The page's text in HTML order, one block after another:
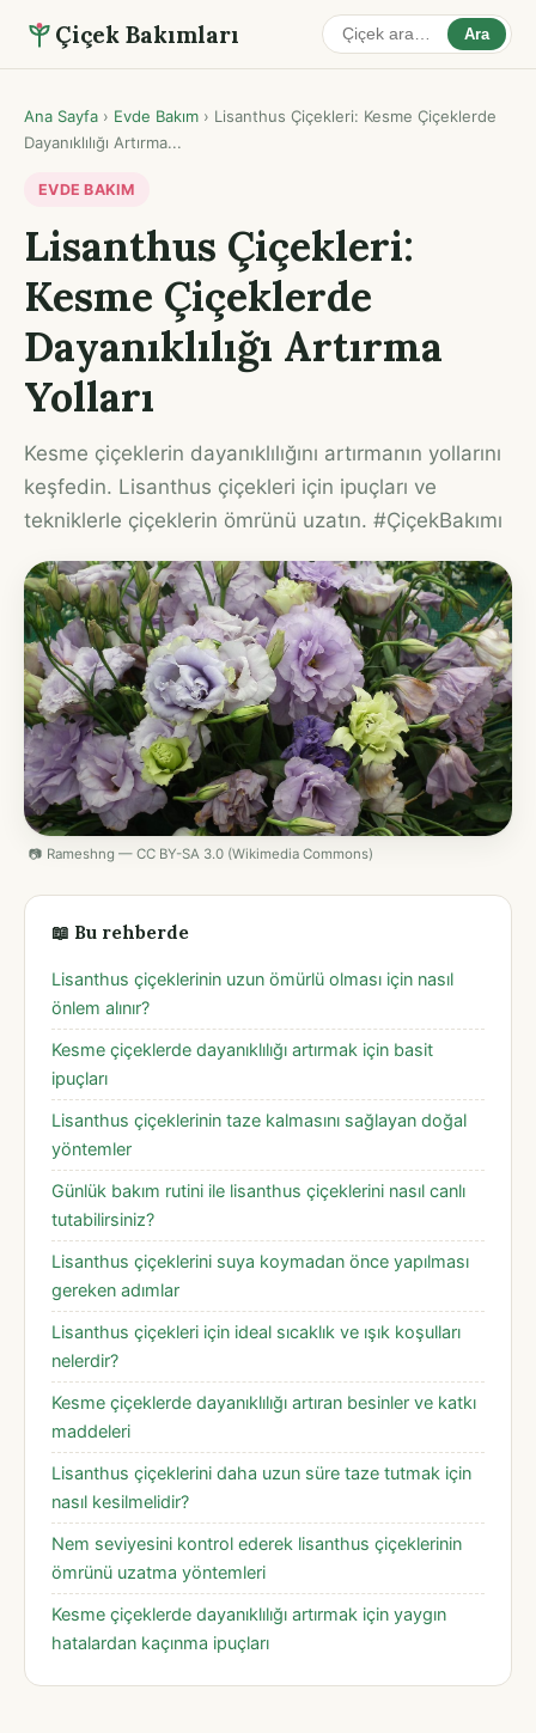
Çiçek Bakımları Ara
Ana Sayfa › Evde Bakım › Lisanthus Çiçekleri: Kesme Çiçeklerde
Dayanıklılığı Artırma...
EVDE BAKIM
Lisanthus Çiçekleri:
Kesme Çiçeklerde
Dayanıklılığı Artırma
Yolları
Kesme çiçeklerin dayanıklılığını artırmanın yollarını
keşfedin. Lisanthus çiçekleri için ipuçları ve
tekniklerle çiçeklerin ömrünü uzatın. #ÇiçekBakımı
📷 Rameshng — CC BY-SA 3.0 (Wikimedia Commons)
📖 Bu rehberde
Lisanthus çiçeklerinin uzun ömürlü olması için nasıl
önlem alınır?
Kesme çiçeklerde dayanıklılığı artırmak için basit
ipuçları
Lisanthus çiçeklerinin taze kalmasını sağlayan doğal
yöntemler
Günlük bakım rutini ile lisanthus çiçeklerini nasıl canlı
tutabilirsiniz?
Lisanthus çiçeklerini suya koymadan önce yapılması
gereken adımlar
Lisanthus çiçekleri için ideal sıcaklık ve ışık koşulları
nelerdir?
Kesme çiçeklerde dayanıklılığı artıran besinler ve katkı
maddeleri
Lisanthus çiçeklerini daha uzun süre taze tutmak için
nasıl kesilmelidir?
Nem seviyesini kontrol ederek lisanthus çiçeklerinin
ömrünü uzatma yöntemleri
Kesme çiçeklerde dayanıklılığı artırmak için yaygın
hatalardan kaçınma ipuçları